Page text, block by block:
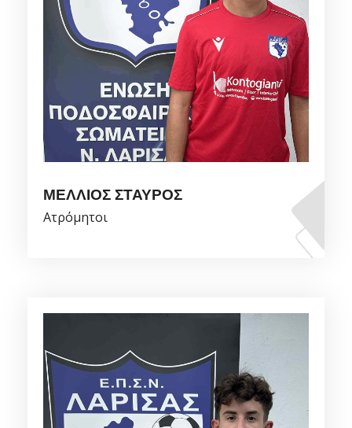
ΜΕΛΛΙΟΣ ΣΤΑΥΡΟΣ
Ατρόμητοι